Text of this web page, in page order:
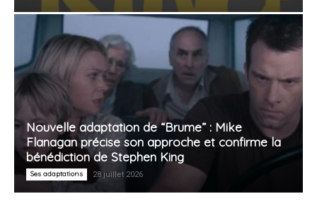
Nouvelle adaptation de “Brume” : Mike
Flanagan précise son approche et confirme la
bénédiction de Stephen King
Ses adaptations 28 juillet 2026